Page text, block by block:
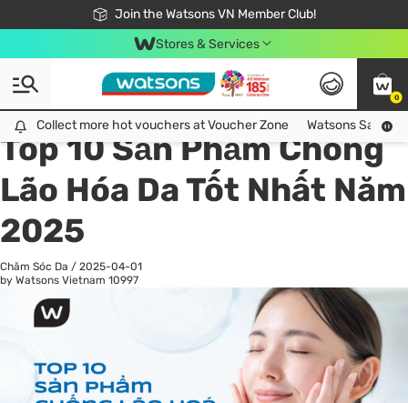
Join the Watsons VN Member Club!
Free Shipping For Order From 249,000Đ
24h Fast delivery in Hồ Chí Minh City
Stores & Services
0
Collect more hot vouchers at Voucher Zone
Collect more hot vouchers at Voucher Zone Watsons Safety
All
Chăm Sóc Cá Nhân
Top 10 Sản Phẩm Chống
Lão Hóa Da Tốt Nhất Năm
2025
Chăm Sóc Da / 2025-04-01
by Watsons Vietnam 10997